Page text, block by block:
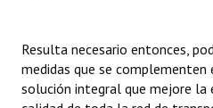
Resulta necesario entonces,
medidas que se
solución integral que mejore la